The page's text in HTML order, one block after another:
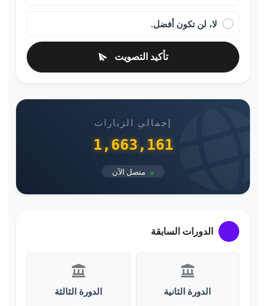
لا، لن تكون أفضل.
تأكيد التصويت
إجمالي الزيارات
1,663,161
متصل الآن
الدورات السابقة
الدورة الثانية الدورة الثالثة